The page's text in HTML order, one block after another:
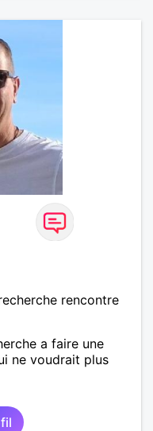
rencontre
a faire une
ne voudrait plus